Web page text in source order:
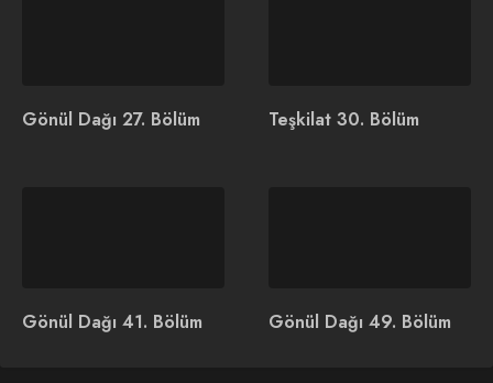
Gönül Dağı 27. Bölüm Teşkilat 30. Bölüm
Gönül Dağı 41. Bölüm Gönül Dağı 49. Bölüm